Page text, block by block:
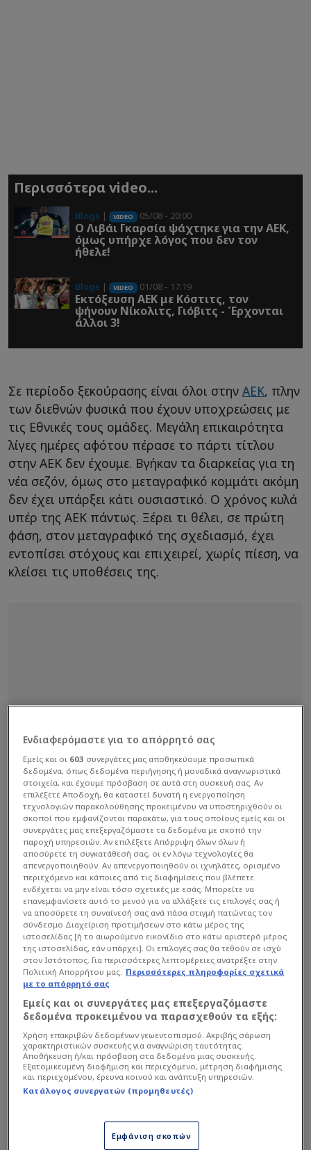
Περισσότερα video...
Blogs | VIDEO 05/08 - 20:00
O Λιβάι Γκαρσία ψάχτηκε για την ΑΕΚ,
όμως υπήρχε λόγος που δεν τον
ήθελε!
Blogs | VIDEO 01/08 - 17:19
Εκτόξευση ΑΕΚ με Κόστιτς, τον
ψήνουν Νίκολιτς, Γιόβιτς - Έρχονται
άλλοι 3!
Σε περίοδο ξεκούρασης είναι όλοι στην ΑΕΚ, πλην
των διεθνών φυσικά που έχουν υποχρεώσεις με
τις Εθνικές τους ομάδες. Μεγάλη επικαιρότητα
λίγες ημέρες αφότου πέρασε το πάρτι τίτλου
στην ΑΕΚ δεν έχουμε. Βγήκαν τα διαρκείας για τη
νέα σεζόν, όμως στο μεταγραφικό κομμάτι ακόμη
δεν έχει υπάρξει κάτι ουσιαστικό. Ο χρόνος κυλά
υπέρ της ΑΕΚ πάντως. Ξέρει τι θέλει, σε πρώτη
φάση, στον μεταγραφικό της σχεδιασμό, έχει
εντοπίσει στόχους και επιχειρεί, χωρίς πίεση, να
κλείσει τις υποθέσεις της.
Πίεση και άγχος δεν υπάρχει ούτε στο
κομμάτι των πρόωρων ανανεώσεων στα
συμβόλαια των Μάρκο Νίκολιτς, Λούκα
ξεκάθαρο γεγονός εδώ: η ΑΕΚ θέλει να τους
ανανεώσει και τους τρεις. Τα συμβόλαιά τους
Ενδιαφερόμαστε για το απόρρητό σας
Εμείς και οι 603 συνεργάτες μας αποθηκεύουμε προσωπικά
δεδομένα, όπως δεδομένα περιήγησης ή μοναδικά αναγνωριστικά
στοιχεία, και έχουμε πρόσβαση σε αυτά στη συσκευή σας. Αν
επιλέξετε Αποδοχή, θα καταστεί δυνατή η ενεργοποίηση
τεχνολογιών παρακολούθησης προκειμένου να υποστηριχθούν οι
σκοποί που εμφανίζονται παρακάτω, για τους οποίους εμείς και οι
συνεργάτες μας επεξεργαζόμαστε τα δεδομένα με σκοπό την
παροχή υπηρεσιών. Αν επιλέξετε Απόρριψη όλων όλων ή
αποσύρετε τη συγκατάθεσή σας, οι εν λόγω τεχνολογίες θα
απενεργοποιηθούν. Αν απενεργοποιηθούν οι ιχνηλάτες, ορισμένο
περιεχόμενο και κάποιες από τις διαφημίσεις που βλέπετε
ενδέχεται να μην είναι τόσο σχετικές με εσάς. Μπορείτε να
επανεμφανίσετε αυτό το μενού για να αλλάξετε τις επιλογές σας ή
να αποσύρετε τη συναίνεσή σας ανά πάσα στιγμή πατώντας τον
σύνδεσμο Διαχείριση προτιμήσεων στο κάτω μέρος της
ιστοσελίδας [ή το αιωρούμενο εικονίδιο στο κάτω αριστερό μέρος
της ιστοσελίδας, εάν υπάρχει]. Οι επιλογές σας θα τεθούν σε ισχύ
στον Ιστότοπος. Για περισσότερες λεπτομέρειες ανατρέξτε στην
Πολιτική Απορρήτου μας. Περισσότερες πληροφορίες σχετικά
με το απόρρητό σας
Εμείς και οι συνεργάτες μας επεξεργαζόμαστε
δεδομένα προκειμένου να παρασχεθούν τα εξής:
Χρήση επακριβών δεδομένων γεωεντοπισμού. Ακριβής σάρωση
χαρακτηριστικών συσκευής για αναγνώριση ταυτότητας.
Αποθήκευση ή/και πρόσβαση στα δεδομένα μιας συσκευής.
Εξατομικευμένη διαφήμιση και περιεχόμενο, μέτρηση διαφήμισης
και περιεχομένου, έρευνα κοινού και ανάπτυξη υπηρεσιών.
Κατάλογος συνεργατών (προμηθευτές)
Εμφάνιση σκοπών